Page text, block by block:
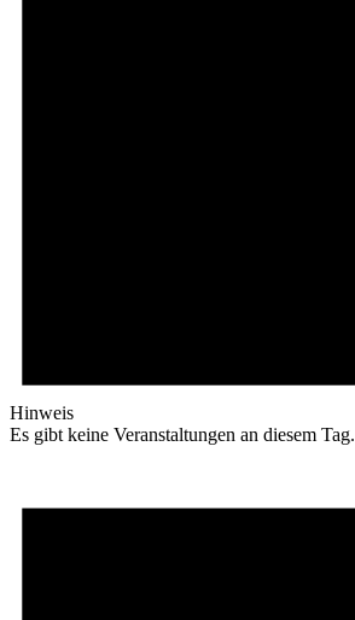
Hinweis
Es gibt keine Veranstaltungen an diesem Tag.